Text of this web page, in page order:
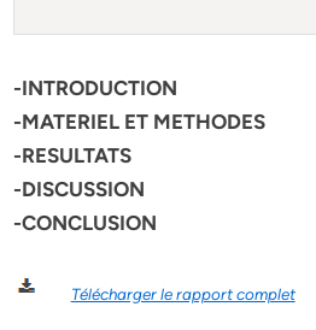
-INTRODUCTION
-MATERIEL ET METHODES
-RESULTATS
-DISCUSSION
-CONCLUSION
Télécharger le rapport complet